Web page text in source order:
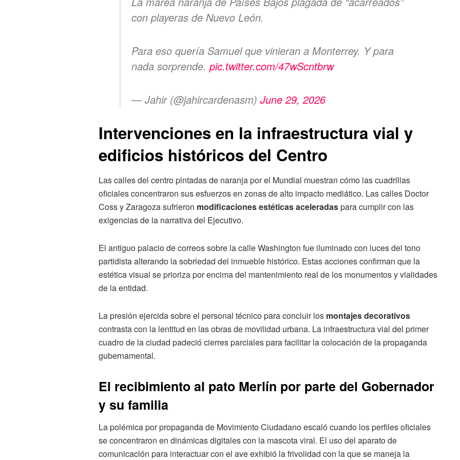
con playeras de Nuevo León.
Para eso quería Samuel que vinieran a Monterrey. Y para
nada sorprende. pic.twitter.com/47wScntbrw
— Jahir (@jahircardenasm) June 29, 2026
Intervenciones en la infraestructura vial y
edificios históricos del Centro
Las calles del centro pintadas de naranja por el Mundial muestran cómo las cuadrillas
oficiales concentraron sus esfuerzos en zonas de alto impacto mediático. Las calles Doctor
Coss y Zaragoza sufrieron modificaciones estéticas aceleradaspara cumplir con las
exigencias de la narrativa del Ejecutivo.
El antiguo palacio de correos sobre la calle Washington fue iluminado con luces del tono
partidista alterando la sobriedad del inmueble histórico. Estas acciones confirman que la
estética visual se prioriza por encima del mantenimiento real de los monumentos y vialidades
de la entidad.
La presión ejercida sobre el personal técnico para concluir los montajes decorativos
contrasta con la lentitud en las obras de movilidad urbana. La infraestructura vial del primer
cuadro de la ciudad padeció cierres parciales para facilitar la colocación de la propaganda
gubernamental.
El recibimiento al pato Merlín por parte del Gobernador
y su familia
La polémica por propaganda de Movimiento Ciudadano escaló cuando los perfiles oficiales
se concentraron en dinámicas digitales con la mascota viral. El uso del aparato de
comunicación para interactuar con el ave exhibió la frivolidad con la que se maneja la